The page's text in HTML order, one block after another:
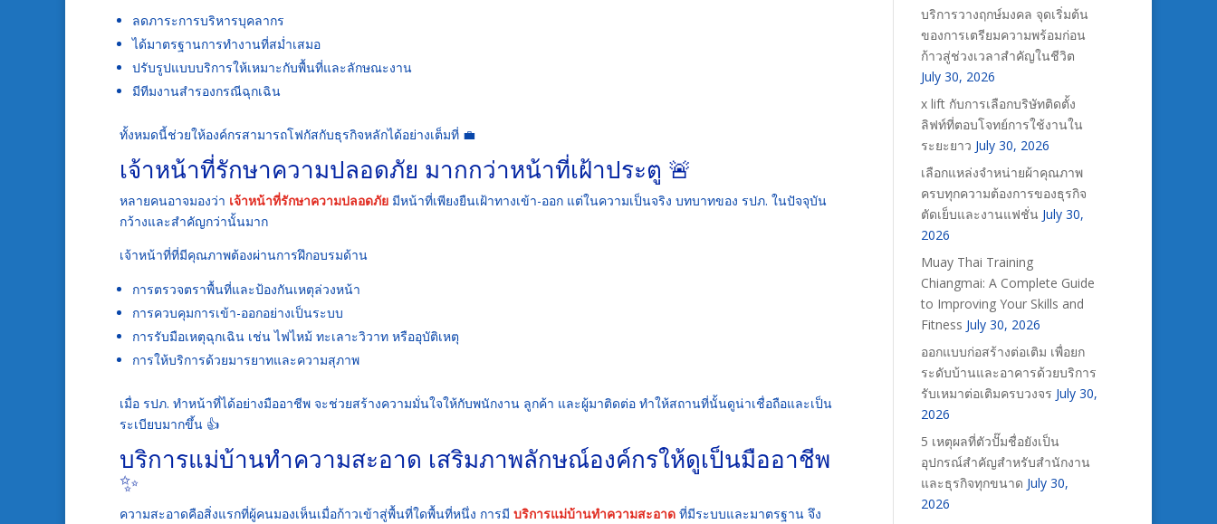
ลดภาระการบริหารบุคลากร
ได้มาตรฐานการทำงานที่สม่ำเสมอ
ปรับรูปแบบบริการให้เหมาะกับพื้นที่และลักษณะงาน
มีทีมงานสำรองกรณีฉุกเฉิน
ทั้งหมดนี้ช่วยให้องค์กรสามารถโฟกัสกับธุรกิจหลักได้อย่างเต็มที่ 💼
เจ้าหน้าที่รักษาความปลอดภัย มากกว่าหน้าที่เฝ้าประตู 🚨
หลายคนอาจมองว่า เจ้าหน้าที่รักษาความปลอดภัย มีหน้าที่เพียงยืนเฝ้าทางเข้า-ออก แต่ในความเป็นจริง บทบาทของ รปภ. ในปัจจุบัน
กว้างและสำคัญกว่านั้นมาก
เจ้าหน้าที่ที่มีคุณภาพต้องผ่านการฝึกอบรมด้าน
การตรวจตราพื้นที่และป้องกันเหตุล่วงหน้า
การควบคุมการเข้า-ออกอย่างเป็นระบบ
การรับมือเหตุฉุกเฉิน เช่น ไฟไหม้ ทะเลาะวิวาท หรืออุบัติเหตุ
การให้บริการด้วยมารยาทและความสุภาพ
เมื่อ รปภ. ทำหน้าที่ได้อย่างมืออาชีพ จะช่วยสร้างความมั่นใจให้กับพนักงาน ลูกค้า และผู้มาติดต่อ ทำให้สถานที่นั้นดูน่าเชื่อถือและเป็น
ระเบียบมากขึ้น 👍
บริการแม่บ้านทำความสะอาด เสริมภาพลักษณ์องค์กรให้ดูเป็นมืออาชีพ
✨
ความสะอาดคือสิ่งแรกที่ผู้คนมองเห็นเมื่อก้าวเข้าสู่พื้นที่ใดพื้นที่หนึ่ง การมี บริการแม่บ้านทำความสะอาด ที่มีระบบและมาตรฐาน จึง
บริการวางฤกษ์มงคล จุดเริ่มต้น
ของการเตรียมความพร้อมก่อน
ก้าวสู่ช่วงเวลาสำคัญในชีวิต
July 30, 2026
x lift กับการเลือกบริษัทติดตั้ง
ลิฟท์ที่ตอบโจทย์การใช้งานใน
ระยะยาว July 30, 2026
เลือกแหล่งจำหน่ายผ้าคุณภาพ
ครบทุกความต้องการของธุรกิจ
ตัดเย็บและงานแฟชั่น July 30,
2026
Muay Thai Training
Chiangmai: A Complete Guide
to Improving Your Skills and
Fitness July 30, 2026
ออกแบบก่อสร้างต่อเติม เพื่อยก
ระดับบ้านและอาคารด้วยบริการ
รับเหมาต่อเติมครบวงจร July 30,
2026
5 เหตุผลที่ตัวปั๊มชื่อยังเป็น
อุปกรณ์สำคัญสำหรับสำนักงาน
และธุรกิจทุกขนาด July 30,
2026